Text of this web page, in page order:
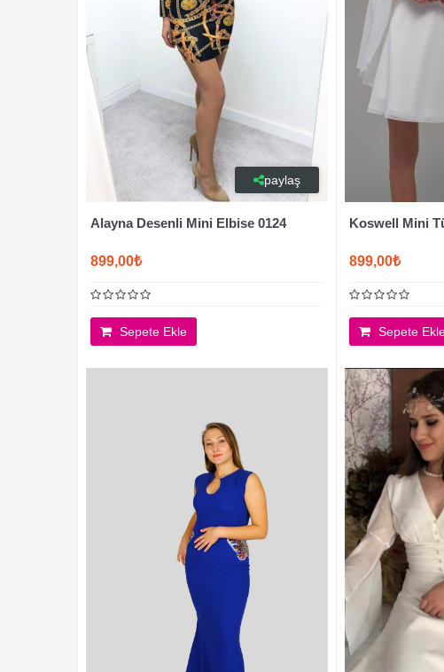
paylaş
Alayna Desenli Mini Elbise 0124
899,00₺
Sepete Ekle
Koswell Mini
899,00₺
Sepete